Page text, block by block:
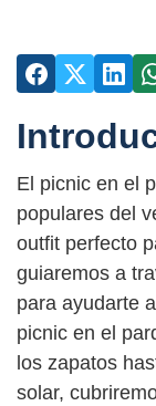
El picnic en el
populares del
outfit perfecto
guiaremos a
para ayudarte
picnic en el
los zapatos
solar,